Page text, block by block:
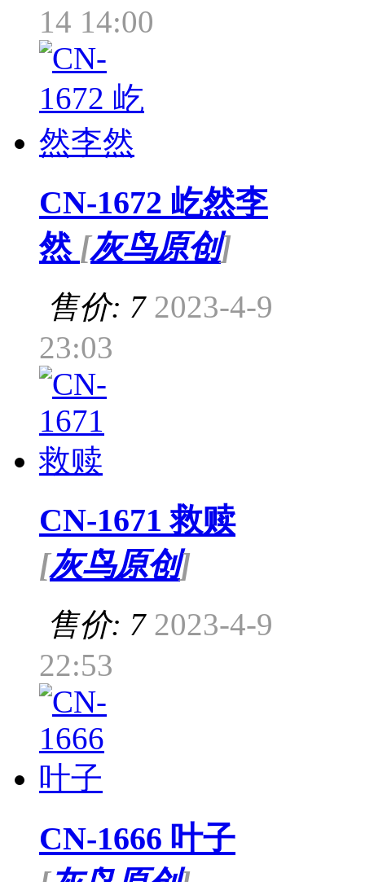
14 14:00
CN-1672 屹然李
然 [灰鸟原创]
售价: 7 2023-4-9
23:03
CN-1671 救赎
[灰鸟原创]
售价: 7 2023-4-9
22:53
CN-1666 叶子